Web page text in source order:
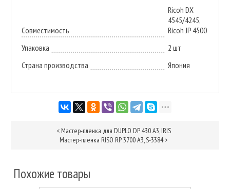
Совместимость
Ricoh DX
4545/4245,
Ricoh JP 4500
Упаковка
2 шт
Страна производства
Япония
< Мастер-пленка для DUPLO DP 430 A3, IRIS
Мастер-пленка RISO RP 3700 A3, S-3384>
Похожие товары